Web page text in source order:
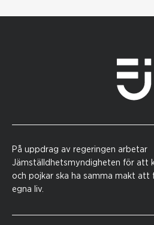
På uppdrag av regeringen arbetar
Jämställdhetsmyndigheten för att
och pojkar ska ha samma makt att
egna liv.